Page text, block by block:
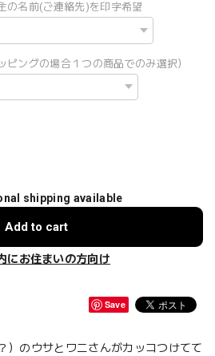
の名前(ご連絡先)を印字希望
ピングの場合１つの商品でのみ選択）
shipping available
Add to cart
にお住まいの方向け
Save
のウサとワニさんがカッコつけてて